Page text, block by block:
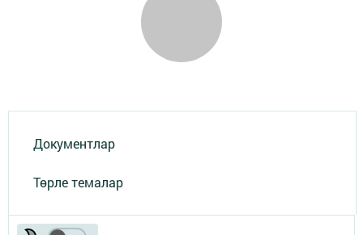
Документлар
Төрле темалар